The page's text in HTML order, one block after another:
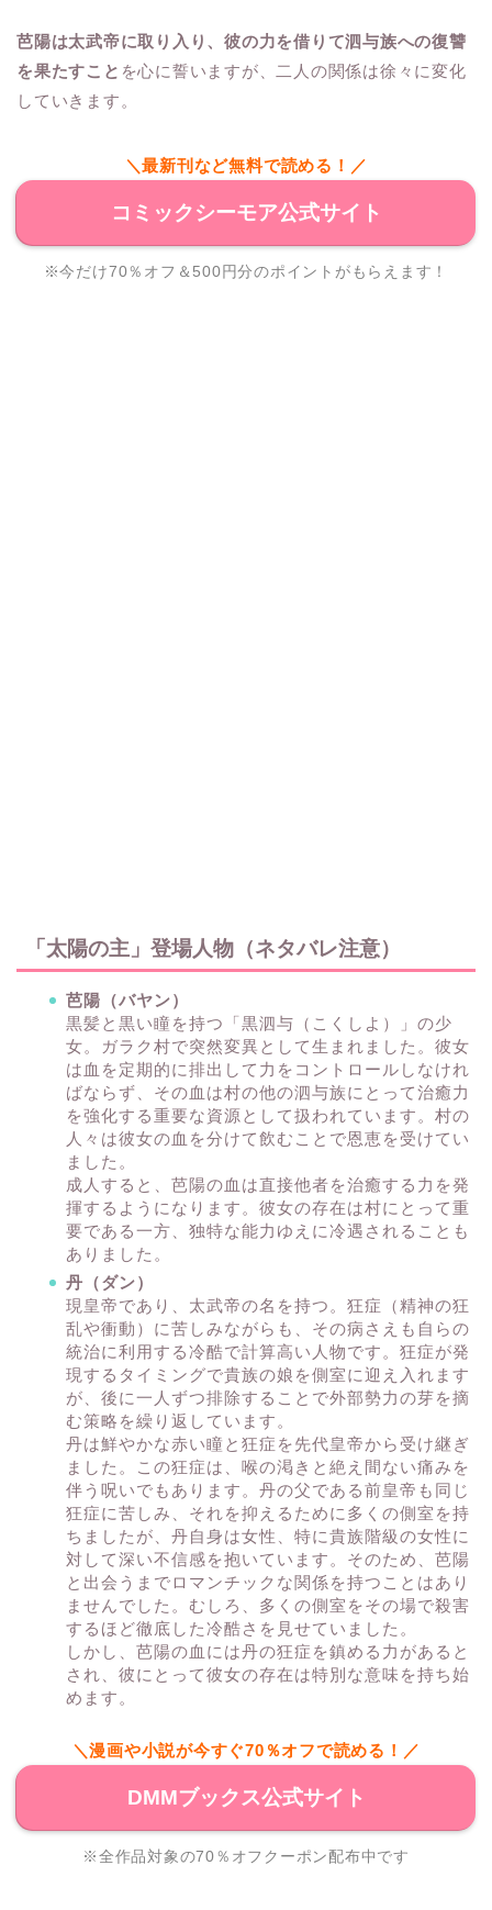
芭陽は太武帝に取り入り、彼の力を借りて泗与族への復讐
を果たすこと を心に誓いますが、二人の関係は徐々に変化
していきます。
＼最新刊など無料で読める！／
コミックシーモア公式サイト
※今だけ70％オフ＆500円分のポイントがもらえます！
「太陽の主」登場人物（ネタバレ注意）
芭陽（バヤン）
黒髪と黒い瞳を持つ「黒泗与（こくしよ）」の少
女。ガラク村で突然変異として生まれました。彼女
は血を定期的に排出して力をコントロールしなけれ
ばならず、その血は村の他の泗与族にとって治癒力
を強化する重要な資源として扱われています。村の
人々は彼女の血を分けて飲むことで恩恵を受けてい
ました。
成人すると、芭陽の血は直接他者を治癒する力を発
揮するようになります。彼女の存在は村にとって重
要である一方、独特な能力ゆえに冷遇されることも
ありました。
丹（ダン）
現皇帝であり、太武帝の名を持つ。狂症（精神の狂
乱や衝動）に苦しみながらも、その病さえも自らの
統治に利用する冷酷で計算高い人物です。狂症が発
現するタイミングで貴族の娘を側室に迎え入れます
が、後に一人ずつ排除することで外部勢力の芽を摘
む策略を繰り返しています。
丹は鮮やかな赤い瞳と狂症を先代皇帝から受け継ぎ
ました。この狂症は、喉の渇きと絶え間ない痛みを
伴う呪いでもあります。丹の父である前皇帝も同じ
狂症に苦しみ、それを抑えるために多くの側室を持
ちましたが、丹自身は女性、特に貴族階級の女性に
対して深い不信感を抱いています。そのため、芭陽
と出会うまでロマンチックな関係を持つことはあり
ませんでした。むしろ、多くの側室をその場で殺害
するほど徹底した冷酷さを見せていました。
しかし、芭陽の血には丹の狂症を鎮める力があると
され、彼にとって彼女の存在は特別な意味を持ち始
めます。
＼漫画や小説が今すぐ70％オフで読める！／
DMMブックス公式サイト
※全作品対象の70％オフクーポン配布中です